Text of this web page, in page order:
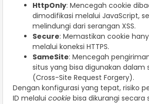
HttpOnly: Mencegah cookie
dimodifikasi melalui JavaScript,
melindungi dari serangan XSS.
Secure: Memastikan cookie
melalui koneksi HTTPS.
SameSite: Mencegah
situs yang bisa digunakan dalam
(Cross-Site Request Forgery).
Dengan konfigurasi yang tepat, risiko
ID melalui cookie bisa dikurangi secara